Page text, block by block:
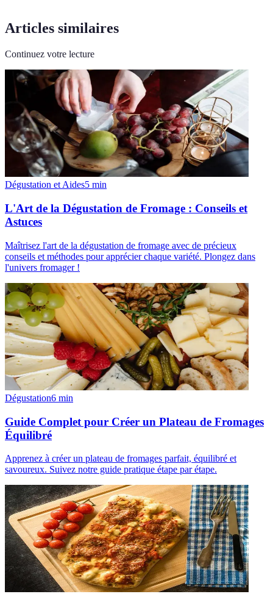
Articles similaires
Continuez votre lecture
Dégustation et Aides5 min
L'Art de la Dégustation de Fromage : Conseils et
Astuces
Maîtrisez l'art de la dégustation de fromage avec de précieux
conseils et méthodes pour apprécier chaque variété. Plongez dans
l'univers fromager !
Dégustation6 min
Guide Complet pour Créer un Plateau de Fromages
Équilibré
Apprenez à créer un plateau de fromages parfait, équilibré et
savoureux. Suivez notre guide pratique étape par étape.